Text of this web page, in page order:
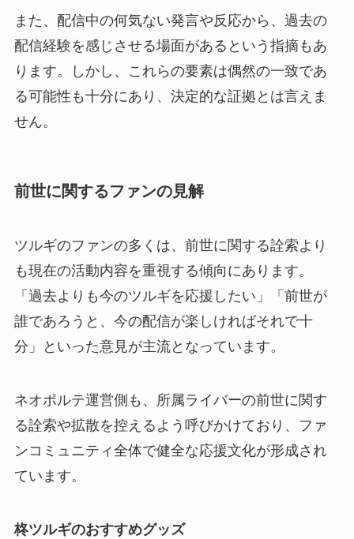
また、配信中の何気ない発言や反応から、過去の
配信経験を感じさせる場面があるという指摘もあ
ります。しかし、これらの要素は偶然の一致であ
る可能性も十分にあり、決定的な証拠とは言えま
せん。
前世に関するファンの見解
ツルギのファンの多くは、前世に関する詮索より
も現在の活動内容を重視する傾向にあります。
「過去よりも今のツルギを応援したい」「前世が
誰であろうと、今の配信が楽しければそれで十
分」といった意見が主流となっています。
ネオポルテ運営側も、所属ライバーの前世に関す
る詮索や拡散を控えるよう呼びかけており、ファ
ンコミュニティ全体で健全な応援文化が形成され
ています。
柊ツルギのおすすめグッズ